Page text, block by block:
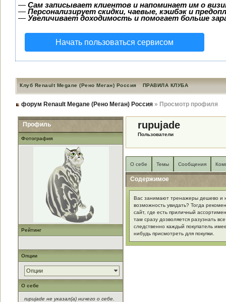
— Сам записывает клиентов и напоминает им о
— Персонализирует скидки, чаевые, кэшбэк и
— Увеличивает доходимость и помогает больше
Начать пользоваться сервисом
Клуб Renault Megane (Рено Меган) Россия ПРАВИЛА КЛУБА
форум Renault Megane (Рено Меган) Россия » Просмотр профиля
Профиль
Фотография
Рейтинг
Опции
Опции
О себе
rupujade не указал(а) ничего о себе.
rupujade
Пользователи
О себе Темы Сообщения
Содержимое
Вас занимают тренажеры дешево и
возможность увидать? Тогда
сайт, где есть приличный
там сразу дозволяется разузнать
следственно каждый покупатель
нибудь присмотреть для покупки.